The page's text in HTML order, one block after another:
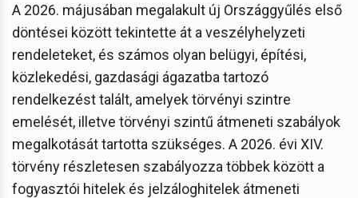
A 2026. májusában megalakult új Országgyűlés első
döntései között tekintette át a veszélyhelyzeti
rendeleteket, és számos olyan belügyi, építési,
közlekedési, gazdasági ágazatba tartozó
rendelkezést talált, amelyek törvényi szintre
emelését, illetve törvényi szintű átmeneti szabályok
megalkotását tartotta szükséges. A 2026. évi XIV.
törvény részletesen szabályozza többek között a
fogyasztói hitelek és jelzáloghitelek átmeneti